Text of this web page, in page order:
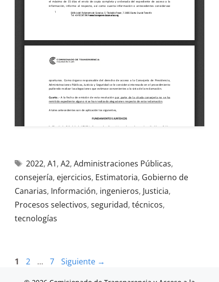
2022, A1, A2, Administraciones Públicas,
consejería, ejercicios, Estimatoria, Gobierno de
Canarias, Información, ingenieros, Justicia,
Procesos selectivos, seguridad, técnicos,
tecnologías
1 2 … 7 Siguiente →